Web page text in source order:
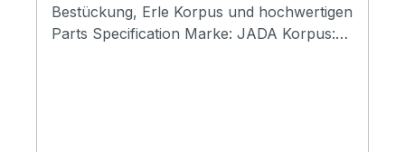
Bestückung, Erle Korpus und hochwertigen
Parts Specification Marke: JADA Korpus: